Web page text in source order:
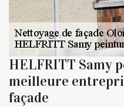
HELFRITT Samy
meilleure
façade